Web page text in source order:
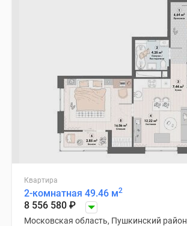
Квартира
2-комнатная 49.46 м2
8 556 580 ₽
Московская область, Пушкинский район